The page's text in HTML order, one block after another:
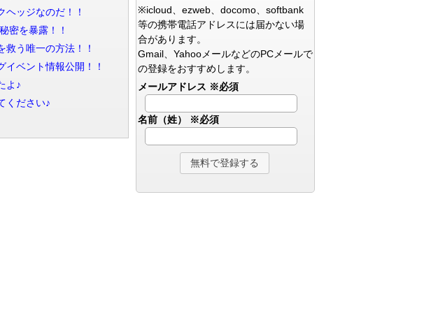
ッジなのだ！！
密を暴露！！
う唯一の方法！！
ベント情報公開！！
よ♪
ください♪
※icloud、ezweb、docomo、softbank
等の携帯電話アドレスには届かない場
合があります。
Gmail、YahooメールなどのPCメールで
の登録をおすすめします。
メールアドレス ※必須
名前（姓） ※必須